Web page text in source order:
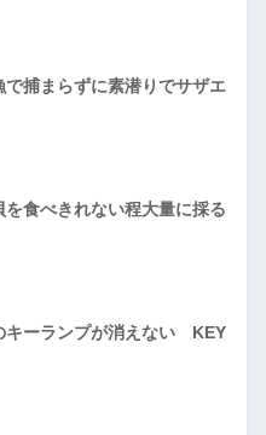
で捕まらずに素潜りでサザエ
食べきれない程大量に採る
キーランプが消えない KEY